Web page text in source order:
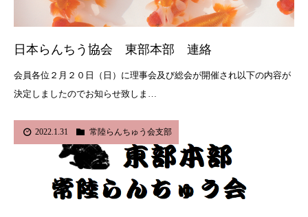
日本らんちう協会 東部本部 連絡
会員各位２月２０日（日）に理事会及び総会が開催され以下の内容が
決定しましたのでお知らせ致しま…
2022.1.31 常陸らんちゅう会支部